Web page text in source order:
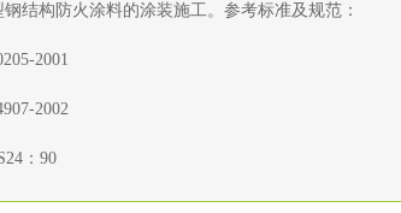
结构防火涂料的涂装施工。参考标准及规范：
2001
2002
：90